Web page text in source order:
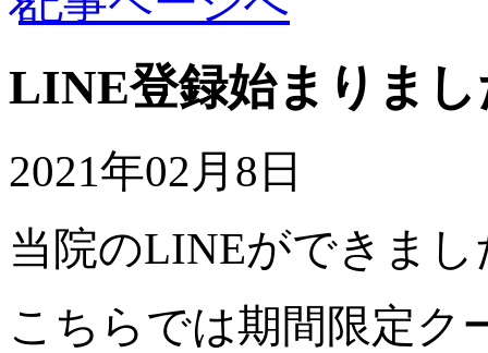
LINE登録始まりまし
2021年02月8日
当院のLINEができまし
こちらでは期間限定ク